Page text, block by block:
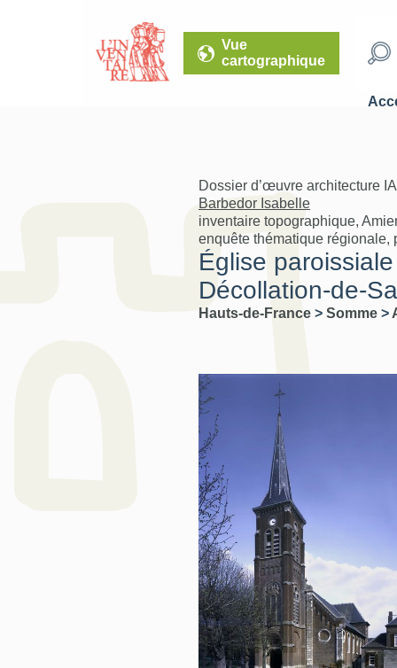
Vue
cartographique
Dossier d’œuvre architecture
Barbedor Isabelle
inventaire topographique,
enquête thématique régionale,
Église
Décollation-de-
Hauts-de-France > Somme >